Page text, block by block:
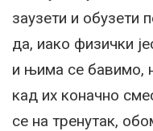
заузети и обузети
да, иако физички
и њима се бавимо,
кад их коначно
се на тренутак,